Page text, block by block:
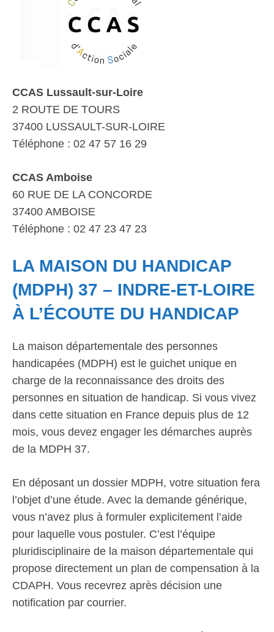
CCAS Lussault-sur-Loire
2 ROUTE DE TOURS
37400 LUSSAULT-SUR-LOIRE
Téléphone : 02 47 57 16 29
CCAS Amboise
60 RUE DE LA CONCORDE
37400 AMBOISE
Téléphone : 02 47 23 47 23
LA MAISON DU HANDICAP
(MDPH) 37 – INDRE-ET-LOIRE
À L’ÉCOUTE DU HANDICAP
La maison départementale des personnes
handicapées (MDPH) est le guichet unique en
charge de la reconnaissance des droits des
personnes en situation de handicap. Si vous vivez
dans cette situation en France depuis plus de 12
mois, vous devez engager les démarches auprès
de la MDPH 37.
En déposant un dossier MDPH, votre situation fera
l’objet d’une étude. Avec la demande générique,
vous n’avez plus à formuler explicitement l’aide
pour laquelle vous postuler. C’est l’équipe
pluridisciplinaire de la maison départementale qui
propose directement un plan de compensation à la
CDAPH. Vous recevrez après décision une
notification par courrier.